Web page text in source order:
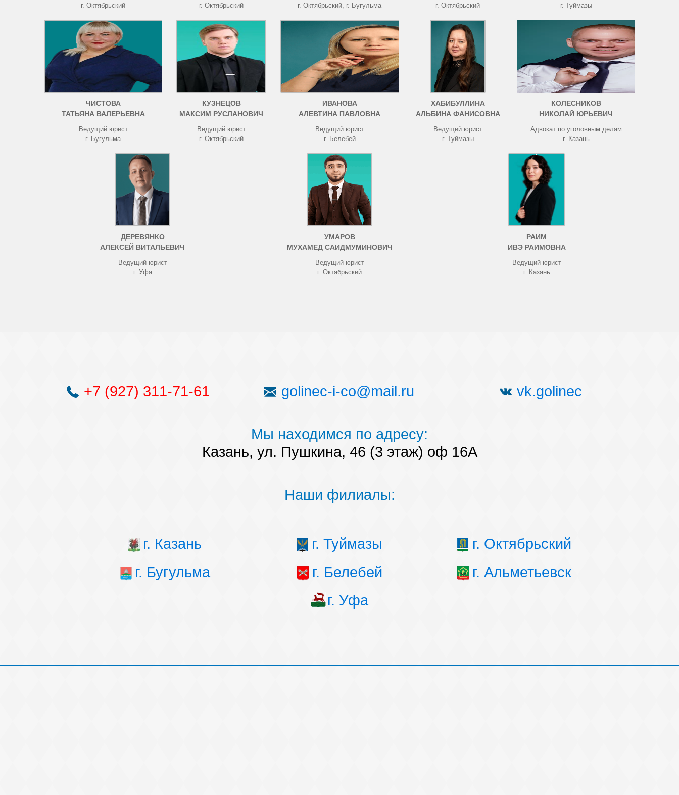
г. Октябрьский
г. Октябрьский
г. Октябрьский, г. Бугульма
г. Октябрьский
г. Туймазы
ЧИСТОВА
ТАТЬЯНА ВАЛЕРЬЕВНА
Ведущий юрист
г. Бугульма
КУЗНЕЦОВ
МАКСИМ РУСЛАНОВИЧ
Ведущий юрист
г. Октябрьский
ИВАНОВА
АЛЕВТИНА ПАВЛОВНА
Ведущий юрист
г. Белебей
ХАБИБУЛЛИНА
АЛЬБИНА ФАНИСОВНА
Ведущий юрист
г. Туймазы
КОЛЕСНИКОВ
НИКОЛАЙ ЮРЬЕВИЧ
Адвокат по уголовным делам
г. Казань
ДЕРЕВЯНКО
АЛЕКСЕЙ ВИТАЛЬЕВИЧ
Ведущий юрист
г. Уфа
УМАРОВ
МУХАМЕД САИДМУМИНОВИЧ
Ведущий юрист
г. Октябрьский
РАИМ
ИВЭ РАИМОВНА
Ведущий юрист
г. Казань
+7 (927) 311-71-61 golinec-i-co@mail.ru vk.golinec
Мы находимся по адресу:
Казань, ул. Пушкина, 46 (3 этаж) оф 16А
Наши филиалы:
г. Казань г. Туймазы
г. Октябрьский
г. Бугульма
г. Белебей
г. Альметьевск
г. Уфа